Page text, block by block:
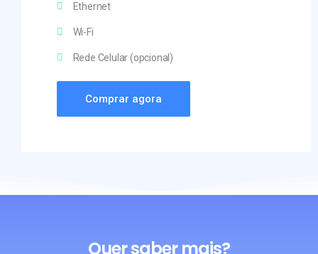
Ethernet
Wi-Fi
Rede Celular (opcional)
Comprar agora
Quer saber mais?